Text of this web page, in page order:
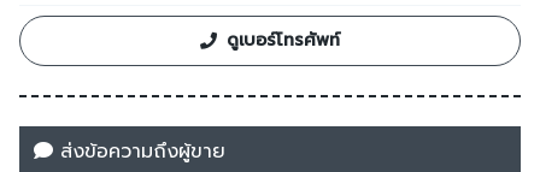
ดูเบอร์โทรศัพท์
ส่งข้อความถึงผู้ขาย